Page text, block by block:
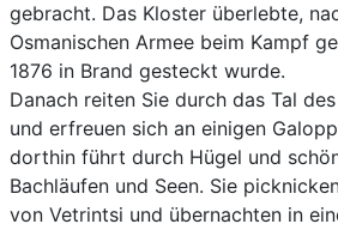
gebracht. Das Kloster überlebte,
Osmanischen Armee beim Kampf
1876 in Brand gesteckt wurde.
Danach reiten Sie durch das Tal
und erfreuen sich an einigen
dorthin führt durch Hügel und
Bachläufen und Seen. Sie
von Vetrintsi und übernachten in